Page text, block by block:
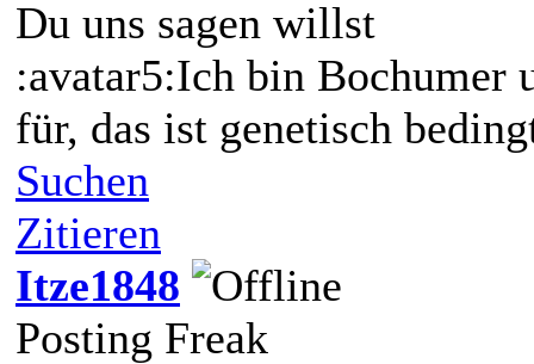
Du uns sagen willst
:avatar5:Ich bin Bochumer
für, das ist genetisch
Suchen
Zitieren
Itze1848
Posting Freak